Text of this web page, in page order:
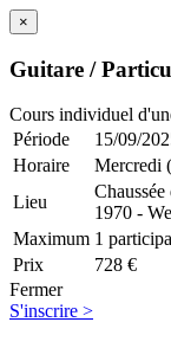
×
Guitare /
Cours individuel
Période
15/09/
Horaire
Mercredi
Lieu
1970 -
Maximum 1
Prix
728 €
Fermer
S'inscrire >